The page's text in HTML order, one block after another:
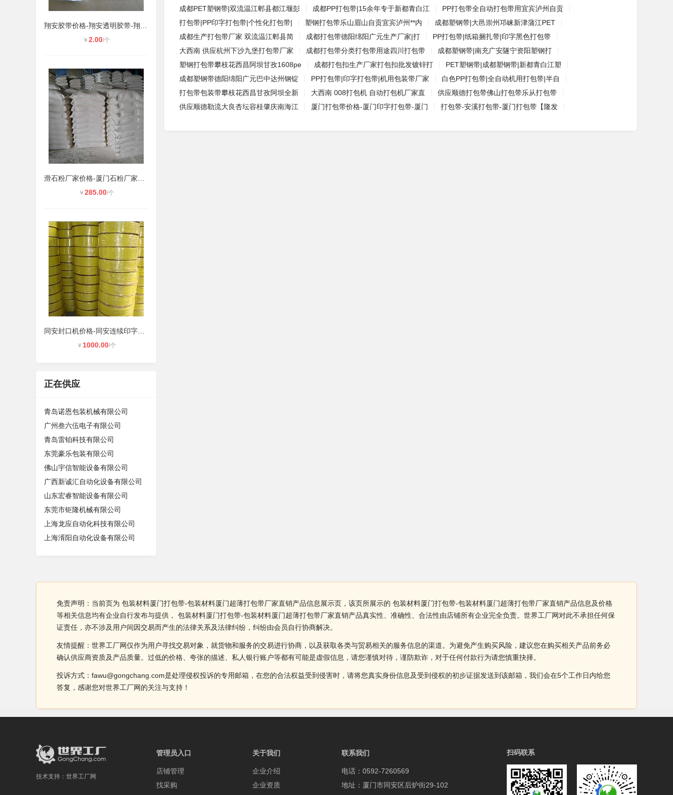
￥ 2.00/个
￥ 285.00/个
￥ 1000.00/个
正在供应
青岛诺恩包装机械有限公司
广州叁六伍电子有限公司
青岛雷铂科技有限公司
东莞豪乐包装有限公司
佛山宇信智能设备有限公司
广西新诚汇自动化设备有限公司
山东宏睿智能设备有限公司
东莞市钜隆机械有限公司
上海龙应自动化科技有限公司
上海湑阳自动化设备有限公司
成都PET塑钢带|双流温江郫县都江堰彭
成都PP打包带|15余年专于新都青白江
PP打包带全自动打包带用宜宾泸州自贡
打包带|PP印字打包带|个性化打包带|
塑钢打包带乐山眉山自贡宜宾泸州**内
成都塑钢带|大邑崇州邛崃新津蒲江PET
成都生产打包带厂家 双流温江郫县简
成都打包带德阳绵阳广元生产厂家|打
PP打包带|纸箱捆扎带|印字黑色打包带
大西南 供应杭州下沙九堡打包带厂家
成都打包带分类打包带用途四川打包带
成都塑钢带|南充广安隧宁资阳塑钢打
塑钢打包带攀枝花西昌阿坝甘孜1608pe
成都打包扣生产厂家打包扣批发镀锌打
PET塑钢带|成都塑钢带|新都青白江塑
成都塑钢带德阳绵阳广元巴中达州钢锭
PP打包带|印字打包带|机用包装带厂家
白色PP打包带|全自动机用打包带|半自
打包带包装带攀枝花西昌甘孜阿坝全新
大西南 008打包机 自动打包机厂家直
供应顺德打包带佛山打包带乐从打包带
供应顺德勒流大良杏坛容桂肇庆南海江
厦门打包带价格-厦门印字打包带-厦门 打包带-安溪打包带-厦门打包带【隆发
免责声明：当前页为 包装材料厦门打包带-包装材料厦门超薄打包带厂家直销产品信息展示页，该页所展示的 包装材料厦门打包带-包装材料厦门超薄打包带厂家直销产品信息及价格
等相关信息均有企业自行发布与提供， 包装材料厦门打包带-包装材料厦门超薄打包带厂家直销产品真实性、准确性、合法性由店铺所有企业完全负责。世界工厂网对此不承担任何保
证责任，亦不涉及用户间因交易而产生的法律关系及法律纠纷，纠纷由会员自行协商解决。
友情提醒：世界工厂网仅作为用户寻找交易对象，就货物和服务的交易进行协商，以及获取各类与贸易相关的服务信息的渠道。为避免产生购买风险，建议您在购买相关产品前务必
确认供应商资质及产品质量。过低的价格、夸张的描述、私人银行账户等都有可能是虚假信息，请您谨慎对待，谨防欺诈，对于任何付款行为请您慎重抉择。
投诉方式：fawu@gongchang.com是处理侵权投诉的专用邮箱，在您的合法权益受到侵害时，请将您真实身份信息及受到侵权的初步证据发送到该邮箱，我们会在5个工作日内给您
答复，感谢您对世界工厂网的关注与支持！
技术支持： 世界工厂网
管理员入口
店铺管理
找采购
关于我们
企业介绍
企业资质
联系我们
电话：0592-7260569
地址：厦门市同安区后炉街29-102
扫码联系